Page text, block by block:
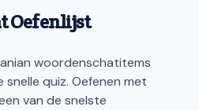
Oefenlijst
woordenschatitems
quiz. Oefenen met
van de snelste